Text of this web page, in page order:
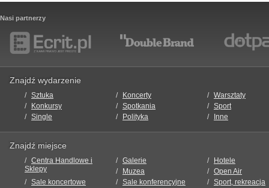
Nasi partnerzy
Znajdź wydarzenie
Sztuka Koncerty
Warsztaty
Konkursy
Spotkania
Sport
Single
Polityka Inne
Znajdź miejsce
Centra Handlowe i
Sklepy
Galerie
Hotele
Muzea
Open Air
Sale koncertowe
Sale konferencyjne Sport, rekreacja